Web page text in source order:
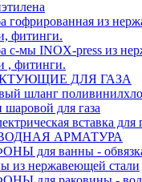
гофрированная из
фитинги.
с-мы INOX-press из
, фитинги.
ДЛЯ ГАЗА
шланг
шаровой для газа
вставка для
АРМАТУРА
для ванны -
из нержавеющей стали